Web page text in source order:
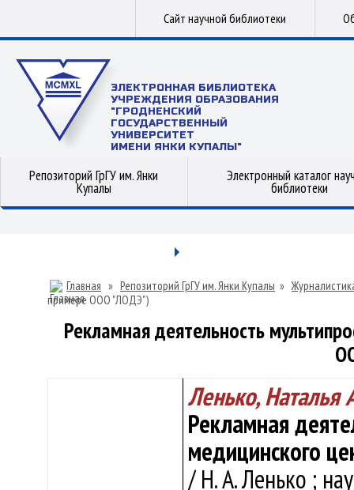
Сайт научной библиотеки
ЭЛЕКТРОННАЯ БИБЛИОТЕКА
УЧРЕЖДЕНИЯ ОБРАЗОВАНИЯ
"ГРОДНЕНСКИЙ
ГОСУДАРСТВЕННЫЙ
УНИВЕРСИТЕТ
ИМЕНИ ЯНКИ КУПАЛЫ"
Репозиторий ГрГУ им. Янки
Купалы
Электронный каталог
библиотеки
Главная » Репозиторий ГрГУ им. Янки Купалы »
примере ООО "ЛОДЭ")
Рекламная деятельность
Ленько, Наталья
Рекламная
медицинского
/ Н. А. Ленько ;